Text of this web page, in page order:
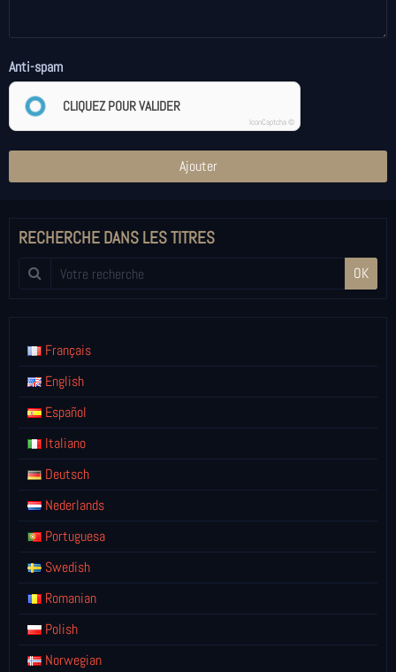
Anti-spam
CLIQUEZ POUR VALIDER
IconCaptcha ©
Ajouter
RECHERCHE DANS LES TITRES
OK
Français
English
Español
Italiano
Deutsch
Nederlands
Portuguesa
Swedish
Romanian
Polish
Norwegian